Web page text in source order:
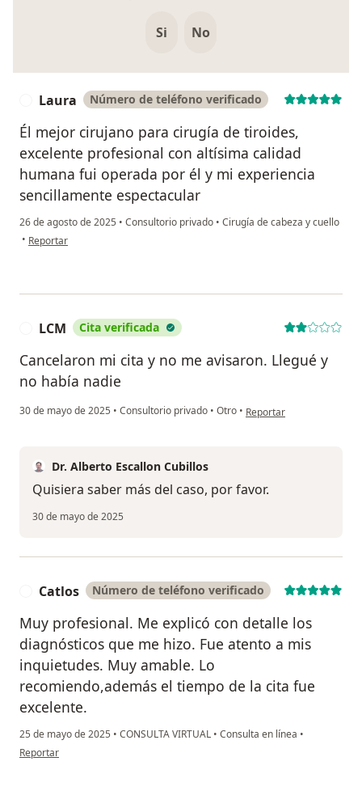
Si No
Laura Número de teléfono verificado
Él mejor cirujano para cirugía de tiroides,
excelente profesional con altísima calidad
humana fui operada por él y mi experiencia
sencillamente espectacular
26 de agosto de 2025 • Consultorio privado • Cirugía de cabeza y cuello
• en opinión del usuario Laura
Reportar
LCM Cita verificada
Cancelaron mi cita y no me avisaron. Llegué y
no había nadie
30 de mayo de 2025 • Consultorio privado • Otro • en opinión del usuario
Reportar
Dr. Alberto Escallon Cubillos
Quisiera saber más del caso, por favor.
30 de mayo de 2025
Catlos Número de teléfono verificado
Muy profesional. Me explicó con detalle los
diagnósticos que me hizo. Fue atento a mis
inquietudes. Muy amable. Lo
recomiendo,además el tiempo de la cita fue
excelente.
25 de mayo de 2025 • CONSULTA VIRTUAL • Consulta en línea •
en opinión del usuario Catlos
Reportar